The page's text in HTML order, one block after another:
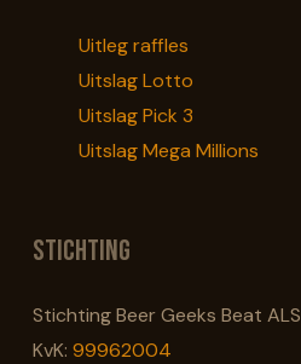
Uitleg raffles
Uitslag Lotto
Uitslag Pick 3
Uitslag Mega Millions
Stichting
Stichting Beer Geeks Beat ALS
KvK: 99962004